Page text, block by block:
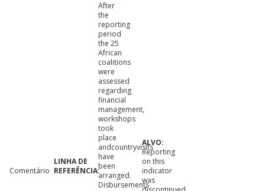
Comentário
After
the
reporting
period
the 25
African
coalitions
were
assessed
regarding
financial
management,
workshops
took
place
andcountryvisits
have
been
arranged.
Disbursements
Reporting
on this
indicator
was